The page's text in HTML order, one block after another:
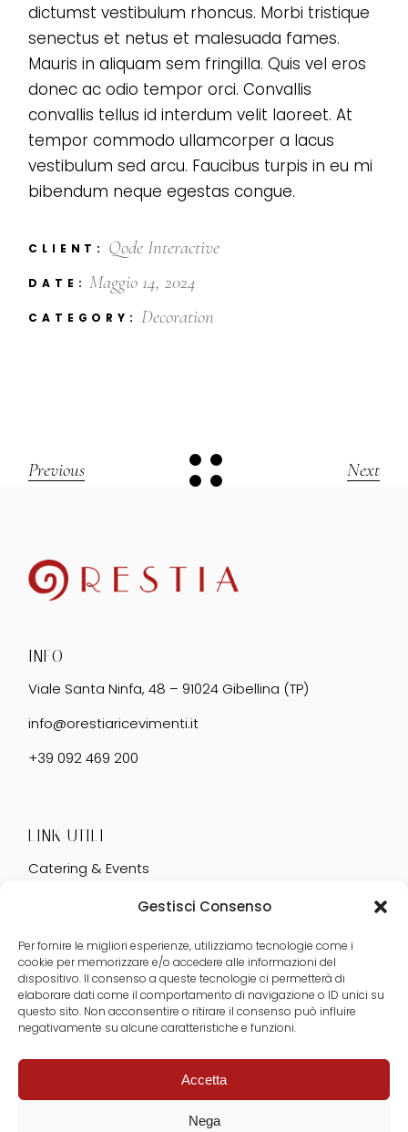
Gestisci Consenso
Per fornire le migliori esperienze, utilizziamo tecnologie come i
cookie per memorizzare e/o accedere alle informazioni del
dispositivo. Il consenso a queste tecnologie ci permetterà di
elaborare dati come il comportamento di navigazione o ID unici su
questo sito. Non acconsentire o ritirare il consenso può influire
negativamente su alcune caratteristiche e funzioni.
Accetta
Nega
dictumst vestibulum rhoncus. Morbi tristique
senectus et netus et malesuada fames.
Mauris in aliquam sem fringilla. Quis vel eros
donec ac odio tempor orci. Convallis
convallis tellus id interdum velit laoreet. At
tempor commodo ullamcorper a lacus
vestibulum sed arcu. Faucibus turpis in eu mi
bibendum neque egestas congue.
CLIENT: Qode Interactive
DATE: Maggio 14, 2024
CATEGORY: Decoration
Previous Next
INFO
Viale Santa Ninfa, 48 – 91024 Gibellina (TP)
info@orestiaricevimenti.it
+39 092 469 200
LINK UTILI
Catering & Events
Matrimonio
SOCIAL